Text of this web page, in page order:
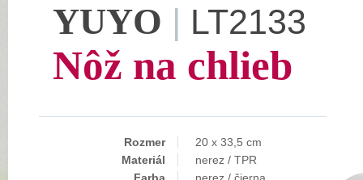
YUYO | LT2133
Nôž na chlieb
Rozmer
20 x 33,5 cm
Materiál
nerez / TPR